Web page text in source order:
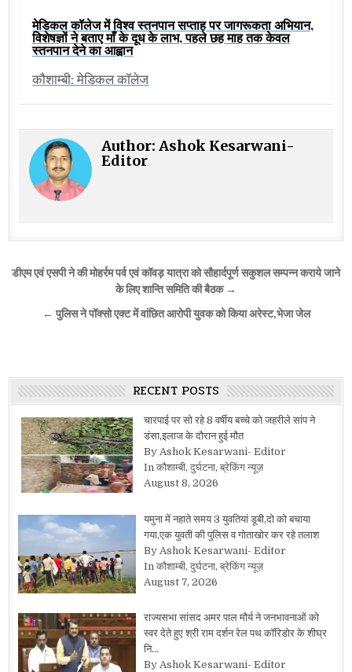
मेडिकल कॉलेज में विश्व स्तनपान सप्ताह पर जागरूकता अभियान,
विशेषज्ञों ने बताए माँ के दूध के लाभ, पहले छह माह तक केवल
स्तनपान देने का आह्वान
कौशाम्बी: मेडिकल कॉलेज
Author:Ashok Kesarwani-
Editor
Post
navigation
डीएम एवं एसपी ने की मोहर्रम पर्व एवं कॉवड़ यात्रा को सौहार्दपूर्ण सकुशल सम्पन्न कराये जाने
के लिए शान्ति समिति की बैठक →
← पुलिस ने पॉक्सो एक्ट में वांछित आरोपी युवक को किया अरेस्ट,भेजा जेल
RECENT POSTS
चारपाई पर सो रहे 8 वर्षीय बच्चे को जहरीले सांप ने
डंसा,इलाज के दौरान हुई मौत
By Ashok Kesarwani- Editor
In कौशाम्बी, दुर्घटना, ब्रेकिंग न्यूज़
August 8, 2026
यमुना में नहाते समय 3 युवतियां डूबी,दो को बचाया
गया,एक युवती की पुलिस व गोताखोर कर रहे तलाश
By Ashok Kesarwani- Editor
In कौशाम्बी, दुर्घटना, ब्रेकिंग न्यूज़
August 7, 2026
राज्यसभा सांसद अमर पाल मौर्य ने जनभावनाओं को
स्वर देते हुए श्री राम दर्शन रेल पथ कॉरिडोर के शीघ्र
नि…
By Ashok Kesarwani- Editor